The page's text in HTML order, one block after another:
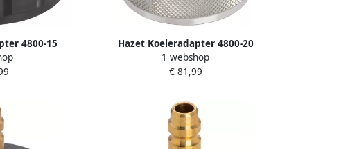
4800-15
Hazet Koeleradapter 4800-20
1 webshop
€ 81,99